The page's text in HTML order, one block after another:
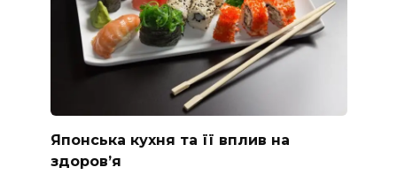
Японська кухня та її вплив на
здоров’я